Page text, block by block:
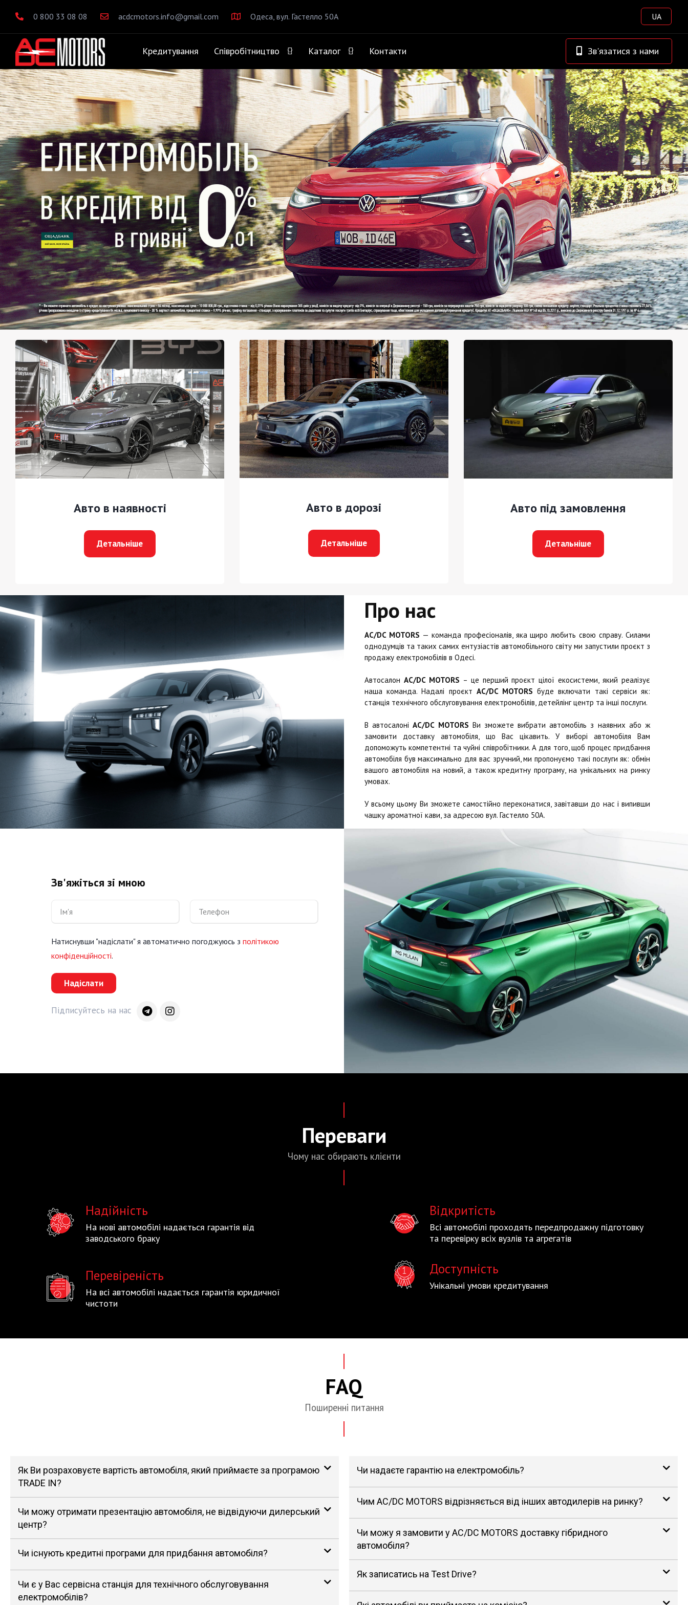
0 800 33 08 08 acdcmotors.info@gmail.com Одеса, вул. Гастелло 50А UA
Кредитування Співробітництво Каталог Контакти Зв'язатися з нами
Авто в наявності
Детальніше
Авто в дорозі
Детальніше
Авто під замовлення
Детальніше
Про нас
AC/DC MOTORS — команда професіоналів, яка щиро любить свою справу. Силами
однодумців та таких самих ентузіастів автомобільного світу ми запустили проєкт з
продажу електромобілів в Одесі.
Автосалон AC/DC MOTORS – це перший проєкт цілої екосистеми, який реалізує
наша команда. Надалі проєкт AC/DC MOTORS буде включати такі сервіси як:
станція технічного обслуговування електромобілів, детейлінг центр та інші послуги.
В автосалоніAC/DC MOTORS Ви зможете вибрати автомобіль з наявних або ж
замовити доставку автомобіля, що Вас цікавить. У виборі автомобіля Вам
допоможуть компетентні та чуйні співробітники. А для того, щоб процес придбання
автомобіля був максимально для вас зручний, ми пропонуємо такі послуги як: обмін
вашого автомобіля на новий, а також кредитну програму, на унікальних на ринку
умовах.
У всьому цьому Ви зможете самостійно переконатися, завітавши до нас і випивши
чашку ароматної кави, за адресою вул. Гастелло 50А.
Зв'яжіться зі мною
Натиснувши "надіслати" я автоматично погоджуюсь з політикою
конфіденційності.
Надіслати
Підписуйтесь на нас
Переваги
Чому нас обираютьклієнти
Надійність
На нові автомобілі надається гарантія від
заводського браку
Перевіреність
На всі автомобілі надається гарантія юридичної
чистоти
Відкритість
Всі автомобілі проходять передпродажну підготовку
та перевірку всіх вузлів та агрегатів
Доступність
Унікальні умови кредитування
FAQ
Поширенні питання
Як Ви розраховуєте вартість автомобіля, який приймаєте за програмою
TRADE IN?
Чи можу отримати презентацію автомобіля, не відвідуючи дилерський
центр?
Чи існують кредитні програми для придбання автомобіля?
Чи є у Вас сервісна станція для технічного обслуговування
електромобілів?
Чи надаєте гарантію на електромобіль?
Чим AC/DC MOTORS відрізняється від інших автодилерів на ринку?
Чи можу я замовити у AC/DC MOTORS доставку гібридного
автомобіля?
Як записатись на Test Drive?